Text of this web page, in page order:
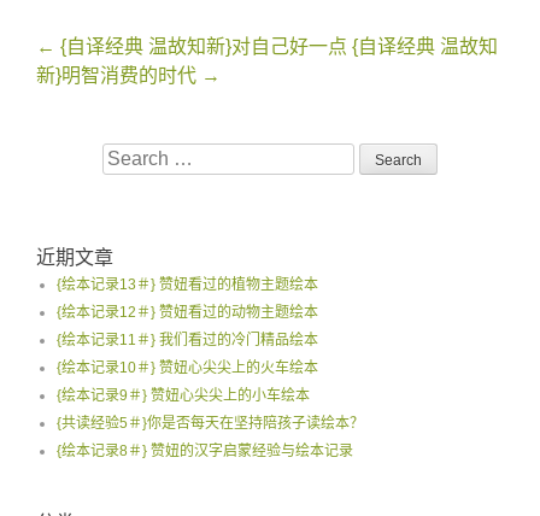
navigation
← {自译经典 温故知新}对自己好一点 {自译经典 温故知
新}明智消费的时代 →
Search
近期文章
{绘本记录13＃} 赞妞看过的植物主题绘本
{绘本记录12＃} 赞妞看过的动物主题绘本
{绘本记录11＃} 我们看过的冷门精品绘本
{绘本记录10＃} 赞妞心尖尖上的火车绘本
{绘本记录9＃} 赞妞心尖尖上的小车绘本
{共读经验5＃}你是否每天在坚持陪孩子读绘本？
{绘本记录8＃} 赞妞的汉字启蒙经验与绘本记录